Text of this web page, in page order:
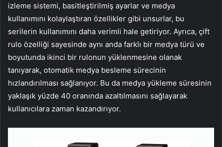
izleme sistemi, basitleştirilmiş ayarlar ve medya
kullanımını kolaylaştıran özellikler gibi unsurlar, bu
serilerin kullanımını daha verimli hale getiriyor. Ayrıca, çift
rulo özelliği sayesinde aynı anda farklı bir medya türü ve
boyutunda ikinci bir rulonun yüklenmesine olanak
tanıyarak, otomatik medya besleme sürecinin
hızlandırılması sağlanıyor. Bu da medya yükleme süresinin
yaklaşık yüzde 40 oranında azaltılmasını sağlayarak
kullanıcılara zaman kazandırıyor.